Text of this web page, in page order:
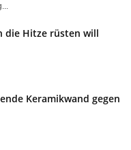
die Hitze rüsten will
Keramikwand gegen